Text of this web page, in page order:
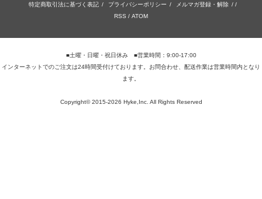
特定商取引法に基づく表記 / プライバシーポリシー / メルマガ登録・解除 / /
RSS / ATOM
■土曜・日曜・祝日休み ■営業時間：9:00-17:00
インターネットでのご注文は24時間受付けております。お問合わせ、配送作業は営業時間内となり
ます。
Copyright© 2015-2026 Hyke,Inc. All Rights Reserved